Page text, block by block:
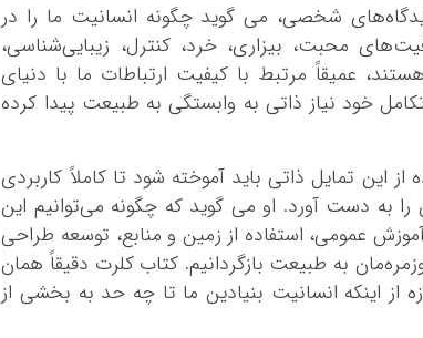
شخصی، می گوید چگونه انسانیت ما را در
محبت، بیزاری، خرد، کنترل، زیبایی‌شناسی،
عمیقاً مرتبط با کیفیت ارتباطات ما با دنیای
خود نیاز ذاتی به وابستگی به طبیعت پیدا کرده
این تمایل ذاتی باید آموخته شود تا کاملاً کاربردی
به دست آورد. او می گوید که چگونه می‌توانیم این
آموزش عمومی، استفاده از زمین و منابع، توسعه طراحی
به طبیعت بازگردانیم. کتاب کلرت دقیقاً همان
از اینکه انسانیت بنیادین ما تا چه حد به بخشی از